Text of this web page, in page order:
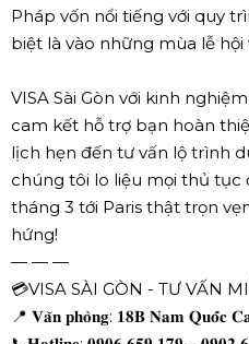
Pháp vốn nổi tiếng với quy
biệt là vào những mùa lễ hội
VISA Sài Gòn với kinh
cam kết hỗ trợ bạn hoàn
lịch hẹn đến tư vấn lộ trình
chúng tôi lo liệu mọi thủ tục
tháng 3 tới Paris thật trọn
hứng!
— — —
💳VISA SÀI GÒN - TƯ VẤN
📍 𝐕𝐚̆𝐧 𝐩𝐡𝐨̀𝐧𝐠: 𝟏𝟖𝐁 𝐍𝐚𝐦 𝐐𝐮𝐨̂́𝐜